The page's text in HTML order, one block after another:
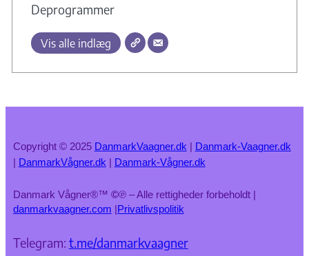
Deprogrammer
Vis alle indlæg
Copyright © 2025 DanmarkVaagner.dk | Danmark-Vaagner.dk
| DanmarkVågner.dk | Danmark-Vågner.dk
Danmark Vågner®™ ©℗ – Alle rettigheder forbeholdt |
danmarkvaagner.com |Privatlivspolitik
Telegram: t.me/danmarkvaagner